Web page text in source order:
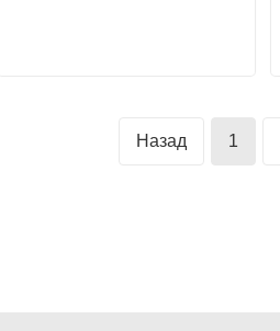
Назад 1